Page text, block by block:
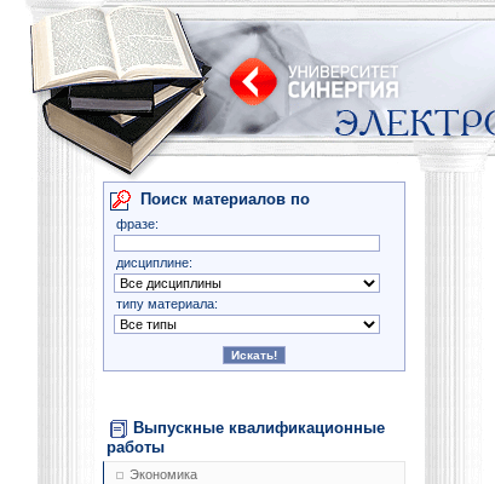
Поиск материалов по
фразе:
дисциплине:
типу материала:
Выпускные квалификационные
работы
Экономика